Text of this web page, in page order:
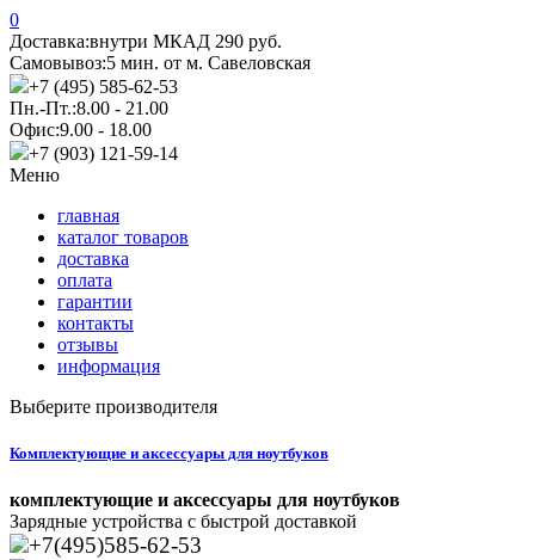
0
Доставка:внутри МКАД 290 руб.
Самовывоз:5 мин. от м. Савеловская
+7 (495) 585-62-53
Пн.-Пт.:8.00 - 21.00
Офис:9.00 - 18.00
+7 (903) 121-59-14
Меню
главная
каталог товаров
доставка
оплата
гарантии
контакты
отзывы
информация
Выберите производителя
Комплектующие и аксессуары для ноутбуков
комплектующие и аксессуары для ноутбуков
Зарядные устройства с быстрой доставкой
+7(495)585-62-53